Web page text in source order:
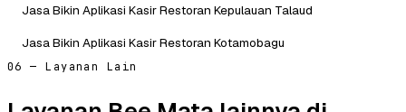
Jasa Bikin Aplikasi Kasir Restoran Kepulauan Talaud
Jasa Bikin Aplikasi Kasir Restoran Kotamobagu
06 — Layanan Lain